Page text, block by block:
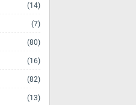
(14)
(7)
(80)
(16)
(82)
(13)